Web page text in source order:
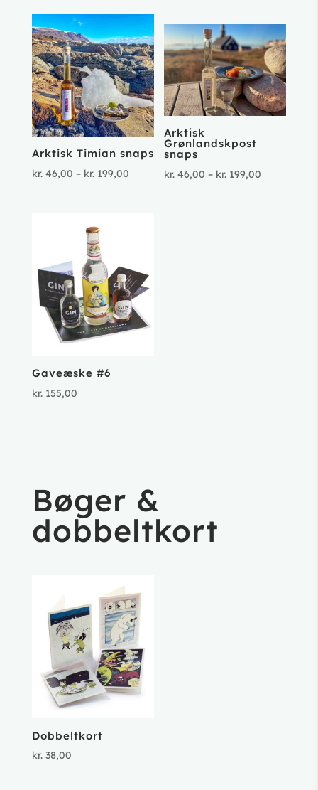
til
kr. 199,00
til
kr. 199,00
Arktisk Timian snaps
kr.46,00 – kr.199,00Prisinterval:
Arktisk
Grønlandskpost
snaps
kr. 46,00 – kr. 199,00
Gaveæske #6
kr.155,00
Bøger &
dobbeltkort
Dobbeltkort
kr.38,00